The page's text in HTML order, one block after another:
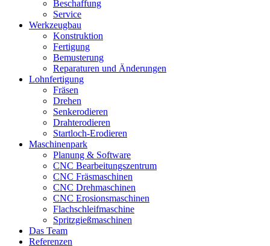
Beschaffung
Service
Werkzeugbau
Konstruktion
Fertigung
Bemusterung
Reparaturen und Änderungen
Lohnfertigung
Fräsen
Drehen
Senkerodieren
Drahterodieren
Startloch-Erodieren
Maschinenpark
Planung & Software
CNC Bearbeitungszentrum
CNC Fräsmaschinen
CNC Drehmaschinen
CNC Erosionsmaschinen
Flachschleifmaschine
Spritzgießmaschinen
Das Team
Referenzen